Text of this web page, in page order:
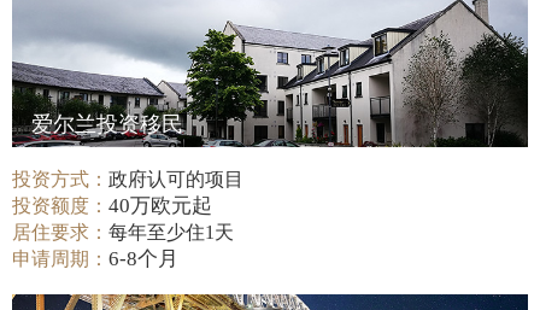
爱尔兰投资移民
投资方式：政府认可的项目
投资额度：40万欧元起
居住要求：每年至少住1天
申请周期：6-8个月